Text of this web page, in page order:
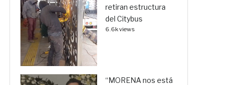
retiran estructura
del Citybus
6.6k views
“MORENA nos está